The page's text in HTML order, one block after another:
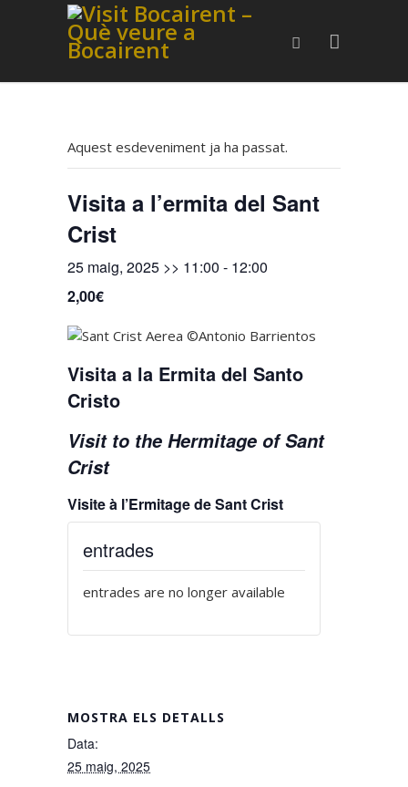
Aquest esdeveniment ja ha passat.
Visita a l’ermita del Sant
Crist
25 maig, 2025 >> 11:00 - 12:00
2,00€
Visita a la Ermita del Santo
Cristo
Visit to the Hermitage of Sant
Crist
Visite à l’Ermitage de Sant Crist
MOSTRA ELS DETALLS
Data:
25 maig, 2025
entrades
entrades are no longer available